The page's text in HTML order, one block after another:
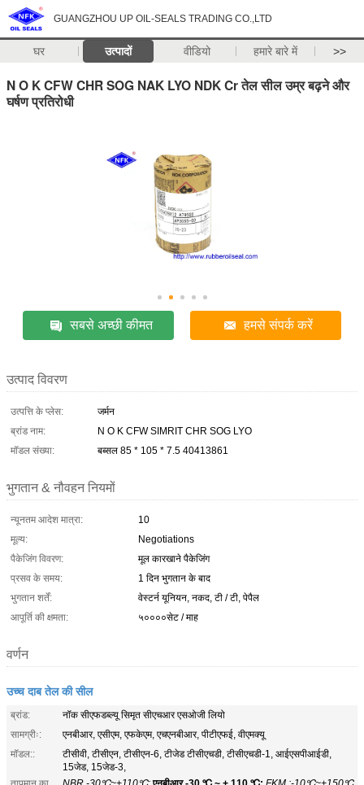
GUANGZHOU UP OIL-SEALS TRADING CO.,LTD
घर उत्पादों वीडियो हमारे बारे में >>
N O K CFW CHR SOG NAK LYO NDK Cr तेल सील उम्र बढ़ने और
घर्षण प्रतिरोधी
सबसे अच्छी कीमत हमसे संपर्क करें
उत्पाद विवरण
उत्पत्ति के प्लेस:
जर्मन
ब्रांड नाम:
N O K CFW SIMRIT CHR SOG LYO
मॉडल संख्या:
बब्सल 85 * 105 * 7.5 40413861
भुगतान & नौवहन नियमों
न्यूनतम आदेश मात्रा:
10
मूल्य:
Negotiations
पैकेजिंग विवरण:
मूल कारखाने पैकेजिंग
प्रसव के समय:
1 दिन भुगतान के बाद
भुगतान शर्तें:
वेस्टर्न यूनियन, नकद, टी / टी, पेपैल
आपूर्ति की क्षमता:
५००००सेट / माह
वर्णन
उच्च दाब तेल की सील
ब्रांड:
नॉक सीएफडब्ल्यू सिमृत सीएचआर एसओजी लियो
सामग्रीः:
एनबीआर, एसीएम, एफकेएम, एचएनबीआर, पीटीएफई, वीएमक्यू
मॉडल::
टीसीवी, टीसीएन, टीसीएन-6, टीजेड टीसीएचडी, टीसीएचडी-1, आईएसपीआईडी,
15जेड, 15जेड-3,